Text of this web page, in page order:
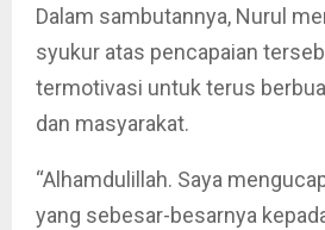
Dalam sambutannya, Nurul
syukur atas pencapaian
termotivasi untuk terus
dan masyarakat.
“Alhamdulillah. Saya
yang sebesar-besarnya